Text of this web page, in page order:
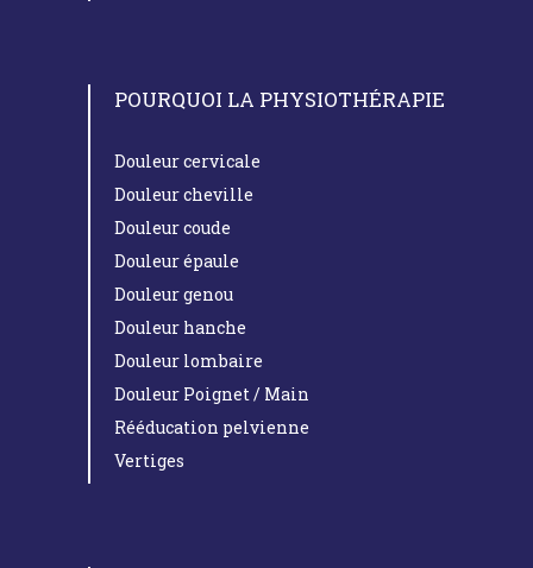
POURQUOI LA PHYSIOTHÉRAPIE
Douleur cervicale
Douleur cheville
Douleur coude
Douleur épaule
Douleur genou
Douleur hanche
Douleur lombaire
Douleur Poignet / Main
Rééducation pelvienne
Vertiges